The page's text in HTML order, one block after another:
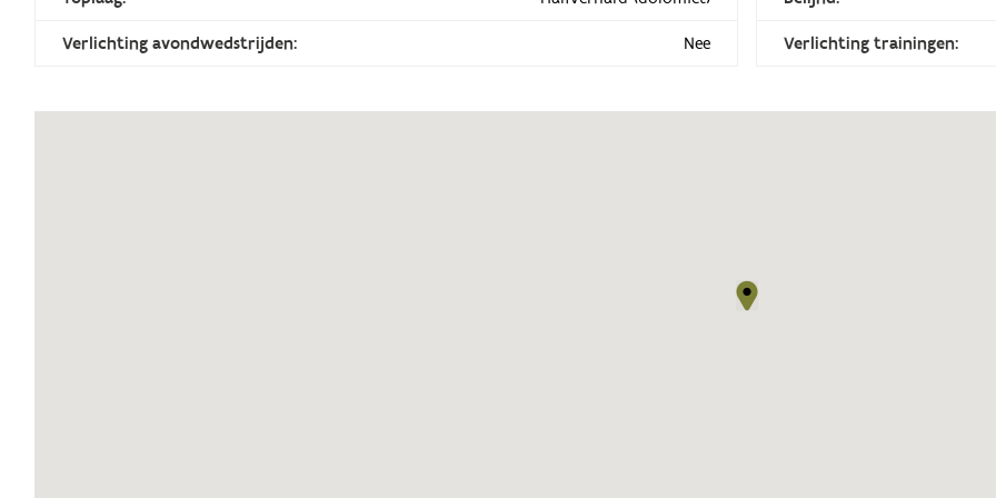
Verlichting avondwedstrijden: Nee Verlichting trainingen: